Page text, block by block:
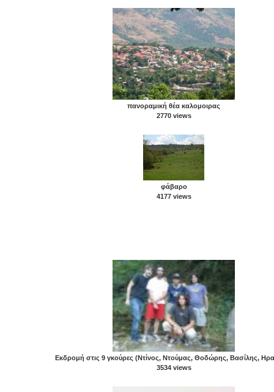
πανοραμική θέα καλομοιρας
2770 views
φάβαρο
4177 views
Εκδρομή στις 9 γκούρες (Ντίνος, Ντούμας, Θοδώρης, Βασίλης,
3534 views